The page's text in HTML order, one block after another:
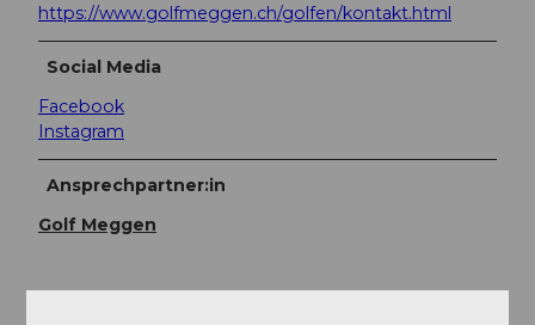
https://www.golfmeggen.ch/golfen/kontakt.html
Social Media
Facebook
Instagram
Ansprechpartner:in
Golf Meggen